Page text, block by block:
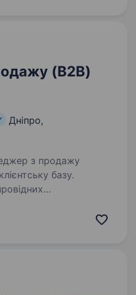
(B2B)
Дніпро,
базу.
іграшками